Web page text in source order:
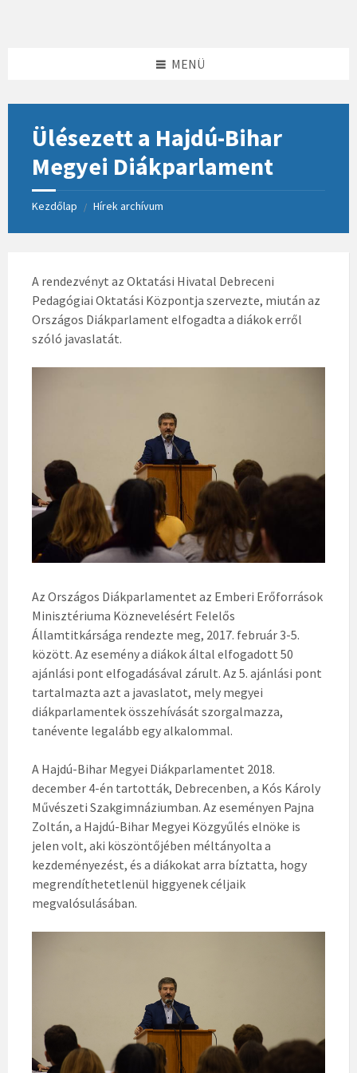
MENÜ
Ülésezett a Hajdú-Bihar
Megyei Diákparlament
Kezdőlap / Hírek archívum
A rendezvényt az Oktatási Hivatal Debreceni
Pedagógiai Oktatási Központja szervezte, miután az
Országos Diákparlament elfogadta a diákok erről
szóló javaslatát.
Az Országos Diákparlamentet az Emberi Erőforrások
Minisztériuma Köznevelésért Felelős
Államtitkársága rendezte meg, 2017. február 3-5.
között. Az esemény a diákok által elfogadott 50
ajánlási pont elfogadásával zárult. Az 5. ajánlási pont
tartalmazta azt a javaslatot, mely megyei
diákparlamentek összehívását szorgalmazza,
tanévente legalább egy alkalommal.
A Hajdú-Bihar Megyei Diákparlamentet 2018.
december 4-én tartották, Debrecenben, a Kós Károly
Művészeti Szakgimnáziumban. Az eseményen Pajna
Zoltán, a Hajdú-Bihar Megyei Közgyűlés elnöke is
jelen volt, aki köszöntőjében méltányolta a
kezdeményezést, és a diákokat arra bíztatta, hogy
megrendíthetetlenül higgyenek céljaik
megvalósulásában.